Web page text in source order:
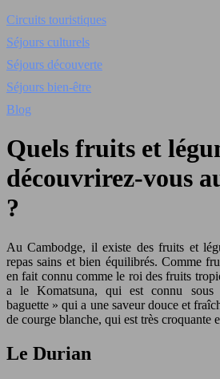
Circuits touristiques
Séjours culturels
Séjours découverte
Séjours bien-être
Blog
Quels fruits et
découvrirez-vous
?
Au Cambodge, il existe des fruits et
repas sains et bien équilibrés. Comme
en fait connu comme le roi des fruits
a le Komatsuna, qui est connu
baguette » qui a une saveur douce et
de courge blanche, qui est très croquante
Le Durian